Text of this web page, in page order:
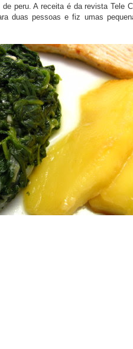
peru. A receita é da revista Tele
duas pessoas e fiz umas